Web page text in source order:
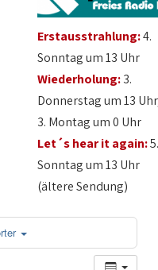
Erstausstrahlung:4.
Sonntag um 13 Uhr
Wiederholung:3.
Donnerstag um 13
3. Montag um 0 Uhr
Let´s hear it again:
Sonntag um 13 Uhr
(ältere Sendung)